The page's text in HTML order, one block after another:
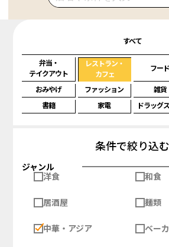
すべて
弁当・
テイクアウト
レストラン・
カフェ
フード
おみやげ ファッション 雑貨
書籍
家電 ドラッグ
条件で絞り込む
ジャンル
洋食
和食
居酒屋 麺類
中華・アジア ベー